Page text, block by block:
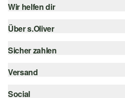
Wir helfen dir
Hilfe & FAQ
Größenberatung
Über s.Oliver
Newsletter
s.Oliver Card
Sicher zahlen
Rechnung
Kreditkarte
Versand
Sendungsverfolgung
Social